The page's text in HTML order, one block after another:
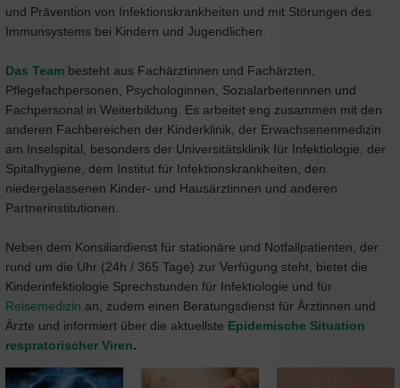
und Prävention von Infektionskrankheiten und mit Störungen des
Immunsystems bei Kindern und Jugendlichen.
Das Team besteht aus Fachärztinnen und Fachärzten,
Pflegefachpersonen, Psychologinnen, Sozialarbeiterinnen und
Fachpersonal in Weiterbildung. Es arbeitet eng zusammen mit den
anderen Fachbereichen der Kinderklinik, der Erwachsenenmedizin
am Inselspital, besonders der Universitätsklinik für Infektiologie, der
Spitalhygiene, dem Institut für Infektionskrankheiten, den
niedergelassenen Kinder- und Hausärztinnen und anderen
Partnerinstitutionen.
Neben dem Konsiliardienst für stationäre und Notfallpatienten, der
rund um die Uhr (24h / 365 Tage) zur Verfügung steht, bietet die
Kinderinfektiologie Sprechstunden für Infektiologie und für
Reisemedizin an, zudem einen Beratungsdienst für Ärztinnen und
Ärzte und informiert über die aktuellste Epidemische Situation
respratorischer Viren.